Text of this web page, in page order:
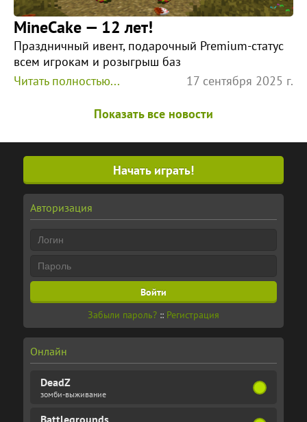
MineCake — 12 лет!
Праздничный ивент, подарочный Premium-статус
всем игрокам и розыгрыш баз
Читать полностью...
17 сентября 2025 г.
Показать все новости
Начать играть!
Авторизация
Забыли пароль? :: Регистрация
Онлайн
DeadZ
зомби-выживание